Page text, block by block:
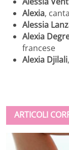
Alexia,
Alessia
Alexia
francese
Alexia Djilali
ARTICOLI